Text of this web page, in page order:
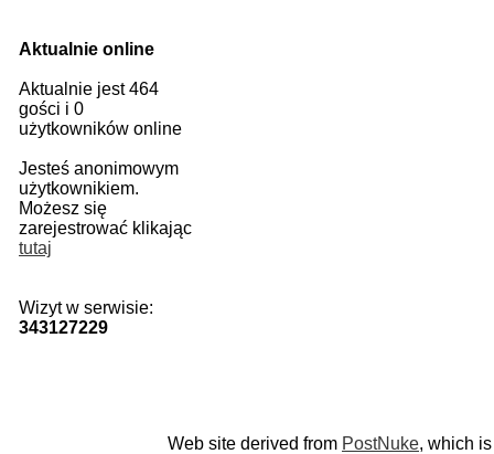
Aktualnie online
Aktualnie jest 464
gości i 0
użytkowników online
Jesteś anonimowym
użytkownikiem.
Możesz się
zarejestrować klikając
tutaj
Wizyt w serwisie:
343127229
Web site derived from PostNuke, which